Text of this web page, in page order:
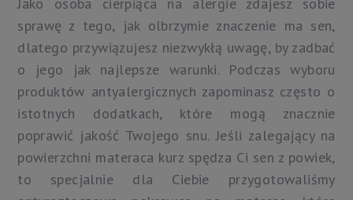
sprawę z tego, jak olbrzymie znaczenie ma sen,
dlatego przywiązujesz niezwykłą uwagę, by zadbać
o jego jak najlepsze warunki. Podczas wyboru
produktów antyalergicznych zapominasz często o
istotnych dodatkach, które mogą znacznie
poprawić jakość Twojego snu. Jeśli zalegający na
powierzchni materaca kurz spędza Ci sen z powiek,
to specjalnie dla Ciebie przygotowaliśmy